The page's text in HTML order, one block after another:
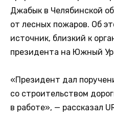
Джабык в Челябинской
от лесных пожаров. Об
источник, близкий к
президента на Южный
«Президент дал
со строительством
в работе», — рассказал